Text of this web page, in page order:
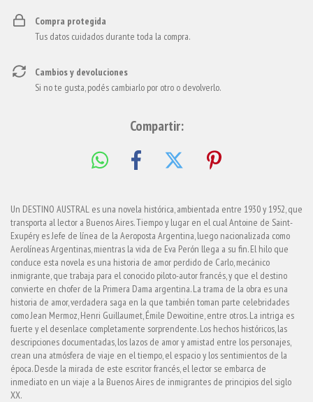
Compra protegida
Tus datos cuidados durante toda la compra.
Cambios y devoluciones
Si no te gusta, podés cambiarlo por otro o devolverlo.
Compartir:
Un DESTINO AUSTRAL es una novela histórica, ambientada entre 1930 y 1952, que
transporta al lector a Buenos Aires. Tiempo y lugar en el cual Antoine de Saint-
Exupéry es Jefe de línea de la Aeroposta Argentina, luego nacionalizada como
Aerolíneas Argentinas, mientras la vida de Eva Perón llega a su fin. El hilo que
conduce esta novela es una historia de amor perdido de Carlo, mecánico
inmigrante, que trabaja para el conocido piloto-autor francés, y que el destino
convierte en chofer de la Primera Dama argentina. La trama de la obra es una
historia de amor, verdadera saga en la que también toman parte celebridades
como Jean Mermoz, Henri Guillaumet, Émile Dewoitine, entre otros. La intriga es
fuerte y el desenlace completamente sorprendente. Los hechos históricos, las
descripciones documentadas, los lazos de amor y amistad entre los personajes,
crean una atmósfera de viaje en el tiempo, el espacio y los sentimientos de la
época. Desde la mirada de este escritor francés, el lector se embarca de
inmediato en un viaje a la Buenos Aires de inmigrantes de principios del siglo
XX.